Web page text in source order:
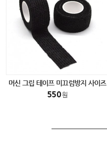
머신 그립 테이프 미끄럼방지 사이즈
(소) 반영구 타투 smp전용
550원